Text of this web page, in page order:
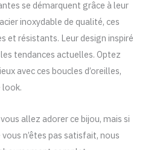
:
د.م. 99.
se démarquent grâce à leur
inoxydable de qualité, ces
et résistants. Leur design inspiré
tendances actuelles. Optez
avec ces boucles d’oreilles,
look.
allez adorer ce bijou, mais si
n’êtes pas satisfait, nous